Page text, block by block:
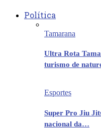
Política
Tamarana
Ultra Rota
turismo de
Esportes
Super Pro Jiu
nacional da…